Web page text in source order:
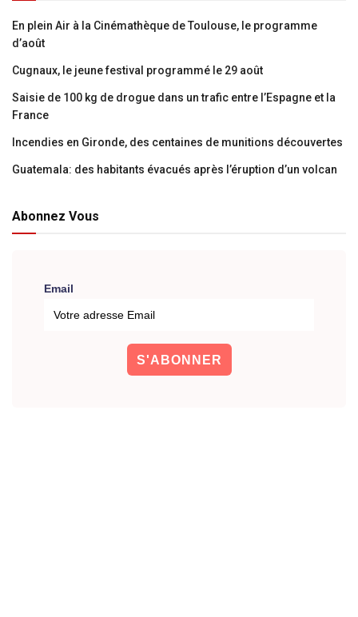
En plein Air à la Cinémathèque de Toulouse, le programme
d’août
Cugnaux, le jeune festival programmé le 29 août
Saisie de 100 kg de drogue dans un trafic entre l’Espagne et la
France
Incendies en Gironde, des centaines de munitions découvertes
Guatemala: des habitants évacués après l’éruption d’un volcan
Abonnez Vous
Email